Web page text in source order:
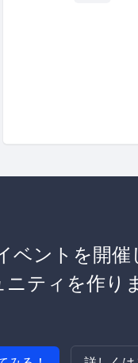
ベントを開催
ティを作り